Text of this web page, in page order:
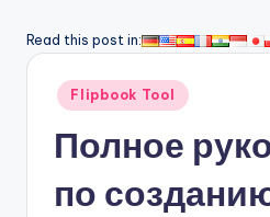
a
Read this post in:
Опубликовано
Flipbook Tool
Полное
по